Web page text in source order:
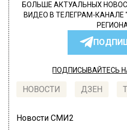
БОЛЬШЕ АКТУАЛЬНЫХ
ВИДЕО В ТЕЛЕГРАМ-КАНАЛЕ
ПОДПИСЫВАЙТЕСЬ
НОВОСТИ ДЗЕН
Новости СМИ2